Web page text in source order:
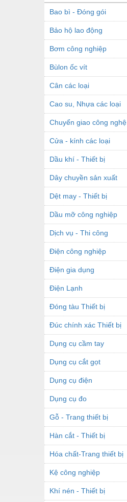
Bao bì - Đóng gói
Bảo hộ lao động
Bơm công nghiệp
Bùlon ốc vít
Cân các loại
Cao su, Nhựa các loại
Chuyển giao công nghệ
Cửa - kính các loại
Dầu khí - Thiết bị
Dây chuyền sản xuất
Dệt may - Thiết bị
Dầu mỡ công nghiệp
Dịch vụ - Thi công
Điện công nghiệp
Điện gia dụng
Điện Lạnh
Đóng tàu Thiết bị
Đúc chính xác Thiết bị
Dụng cụ cầm tay
Dụng cụ cắt gọt
Dụng cụ điện
Dụng cụ đo
Gỗ - Trang thiết bị
Hàn cắt - Thiết bị
Hóa chất-Trang thiết bị
Kệ công nghiệp
Khí nén - Thiết bị